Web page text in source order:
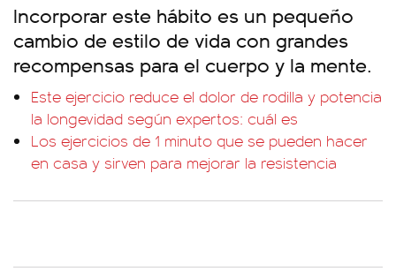
Incorporar este hábito es un pequeño
cambio de estilo de vida con grandes
recompensas para el cuerpo y la mente.
Este ejercicio reduce el dolor de rodilla y potencia
la longevidad según expertos: cuál es
Los ejercicios de 1 minuto que se pueden hacer
en casa y sirven para mejorar la resistencia